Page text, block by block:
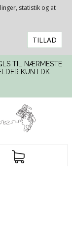
statistik og at
TILLAD
TIL NÆRMESTE
KUN I DK